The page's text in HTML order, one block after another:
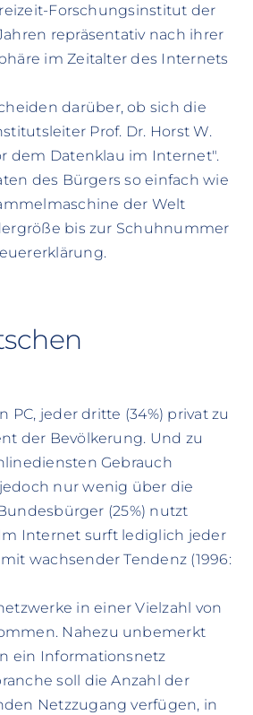
Forschungsinstitut der
repräsentativ nach ihrer
im Zeitalter des Internets
darüber, ob sich die
Prof. Dr. Horst W.
dem Datenklau im Internet".
des Bürgers so einfach wie
der Welt
bis zur Schuhnummer
jeder dritte (34%) privat zu
der Bevölkerung. Und zu
Gebrauch
nur wenig über die
(25%) nutzt
Internet surft lediglich jeder
wachsender Tendenz (1996:
in einer Vielzahl von
Nahezu unbemerkt
ein Informationsnetz
soll die Anzahl der
Netzzugang verfügen, in